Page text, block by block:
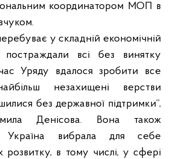
координатором МОП в
у складній економічній
постраждали всі без винятку
Уряду вдалося зробити все
незахищені верстви
без державної підтримки”,
Денісова. Вона також
Україна вибрала для себе
розвитку, в тому числі, у сфері